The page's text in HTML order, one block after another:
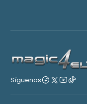
Síguenos